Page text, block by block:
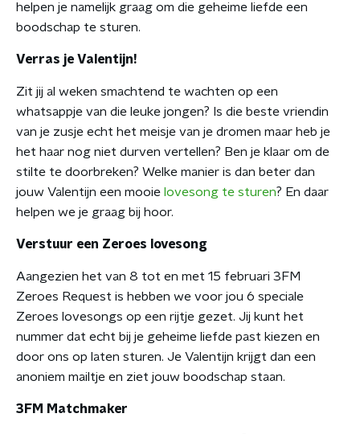
helpen je namelijk graag om die geheime liefde een
boodschap te sturen.
Verras je Valentijn!
Zit jij al weken smachtend te wachten op een
whatsappje van die leuke jongen? Is die beste vriendin
van je zusje echt het meisje van je dromen maar heb je
het haar nog niet durven vertellen? Ben je klaar om de
stilte te doorbreken? Welke manier is dan beter dan
jouw Valentijn een mooie lovesong te sturen? En daar
helpen we je graag bij hoor.
Verstuur een Zeroes lovesong
Aangezien het van 8 tot en met 15 februari 3FM
Zeroes Request is hebben we voor jou 6 speciale
Zeroes lovesongs op een rijtje gezet. Jij kunt het
nummer dat echt bij je geheime liefde past kiezen en
door ons op laten sturen. Je Valentijn krijgt dan een
anoniem mailtje en ziet jouw boodschap staan.
3FM Matchmaker